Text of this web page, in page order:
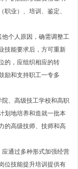
业）、培训、鉴定、
个人原因，确需调整工
技能要求后，方可重新
的，应组织相应的转
励和支持职工一专多
、高级技工学校和高职
划地培养和造就一批本
的高级技师、技师和高
通过多种形式加强经营
位技能提升培训提供有